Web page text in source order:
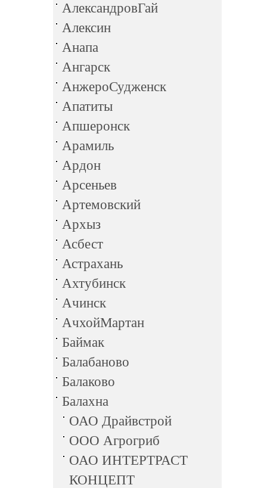
АлександровГай
Алексин
Анапа
Ангарск
АнжероСудженск
Апатиты
Апшеронск
Арамиль
Ардон
Арсеньев
Артемовский
Архыз
Асбест
Астрахань
Ахтубинск
Ачинск
АчхойМартан
Баймак
Балабаново
Балаково
Балахна
ОАО Драйвстрой
ООО Агрогриб
ОАО ИНТЕРТРАСТ
КОНЦЕПТ